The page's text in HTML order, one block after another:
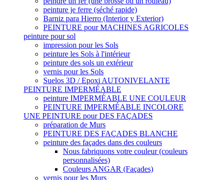
peinture je ferre (séché rapide)
Barniz para Hierro (Interior y Exterior)
PEINTURE pour MACHINES AGRICOLES
peinture pour sol
impression pour les Sols
peinture les Sols à l'intérieur
peinture des sols un extérieur
vernis pour les Sols
Suelos 3D / Epoxi AUTONIVELANTE
PEINTURE IMPERMÉABLE
peinture IMPERMÉABLE UNE COULEUR
PEINTURE IMPERMÉABLE INCOLORE
UNE PEINTURE pour DES FAÇADES
préparation de Murs
PEINTURE DES FAÇADES BLANCHE
peinture des façades dans des couleurs
Nous fabriquons votre couleur (couleurs
personnalisées)
Couleurs ANGAR (Façades)
vernis pour les Murs